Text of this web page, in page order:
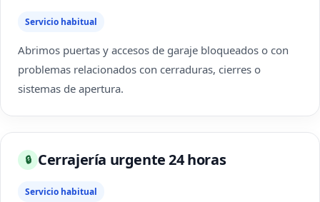
Servicio habitual
Abrimos puertas y accesos de garaje bloqueados o con
problemas relacionados con cerraduras, cierres o
sistemas de apertura.
🔒 Cerrajería urgente 24 horas
Servicio habitual